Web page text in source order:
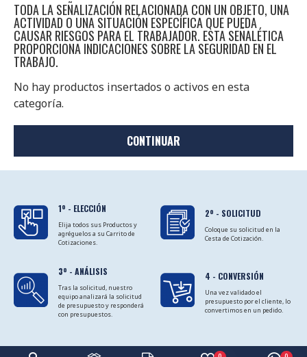
TODA LA SEÑALIZACIÓN RELACIONADA CON UN OBJETO, UNA
ACTIVIDAD O UNA SITUACIÓN ESPECÍFICA QUE PUEDA
CAUSAR RIESGOS PARA EL TRABAJADOR. ESTA SEÑALÉTICA
PROPORCIONA INDICACIONES SOBRE LA SEGURIDAD EN EL
TRABAJO.
No hay productos insertados o activos en esta
categoría.
CONTINUAR
1º - ELECCIÓN
Elija todos sus Productos y
agréguelos a su Carrito de
Cotizaciones.
2º - SOLICITUD
Coloque su solicitud en la
Cesta de Cotización.
3º - ANÁLISIS
Tras la solicitud, nuestro
equipo analizará la solicitud
de presupuesto y responderá
con presupuestos.
4 - CONVERSIÓN
Una vez validado el
presupuesto por el cliente, lo
convertimos en un pedido.